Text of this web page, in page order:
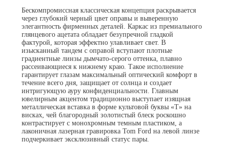
Бескомпромиссная классическая концепция раскрывается
через глубокий черный цвет оправы и выверенную
элегантность фирменных деталей. Каркас из премиального
глянцевого ацетата обладает безупречной гладкой
фактурой, которая эффектно улавливает свет. В
изысканный тандем с оправой вступают плотные
градиентные линзы дымчато-серого оттенка, плавно
рассеивающиеся к нижнему краю. Такое исполнение
гарантирует глазам максимальный оптический комфорт в
течение всего дня, защищает от солнца и создает
интригующую ауру конфиденциальности. Главным
ювелирным акцентом традиционно выступает изящная
металлическая вставка в форме культовой буквы «T» на
висках, чей благородный золотистый блеск роскошно
контрастирует с монохромным темным пластиком, а
лаконичная лазерная гравировка Tom Ford на левой линзе
подчеркивает эксклюзивный статус пары.